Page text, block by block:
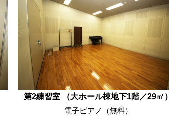
第2練習室 （大ホール棟地下1階／29㎡）
電子ピアノ（無料）